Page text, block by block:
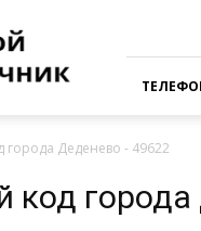
Деденево - 49622
код